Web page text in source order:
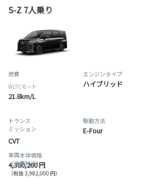
S-Z 7人乗り
燃費
WLTCモード
21.8km/L
エンジンタイプ
ハイブリッド
トランス
ミッション
CVT
駆動方法
E-Four
車両本体価格
（消費税込）
4,380,200 円
（税抜 3,982,000 円）